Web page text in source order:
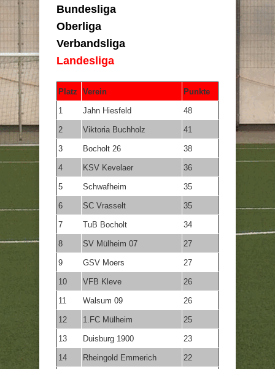
Bundesliga
Oberliga
Verbandsliga
Landesliga
Platz Verein Punkte
1 Jahn Hiesfeld 48
2 Viktoria Buchholz 41
3 Bocholt 26 38
4 KSV Kevelaer 36
5 Schwafheim 35
6 SC Vrasselt 35
7 TuB Bocholt 34
8 SV Mülheim 07 27
9 GSV Moers 27
10 VFB Kleve 26
11 Walsum 09 26
12 1.FC Mülheim 25
13 Duisburg 1900 23
14 Rheingold Emmerich 22